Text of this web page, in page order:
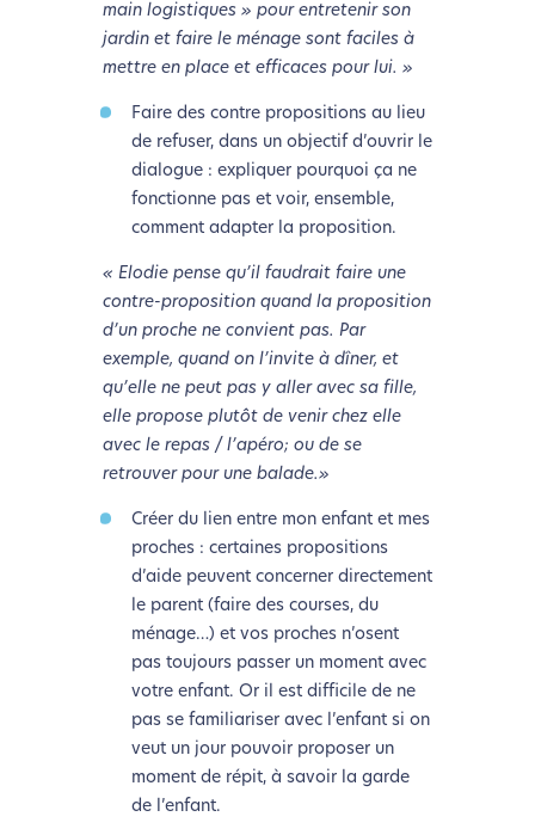
main logistiques » pour entretenir son
jardin et faire le ménage sont faciles à
mettre en place et efficaces pour lui. »
Faire des contre propositions au lieu
de refuser, dans un objectif d’ouvrir le
dialogue : expliquer pourquoi ça ne
fonctionne pas et voir, ensemble,
comment adapter la proposition.
« Elodie pense qu’il faudrait faire une
contre-proposition quand la proposition
d’un proche ne convient pas. Par
exemple, quand on l’invite à dîner, et
qu’elle ne peut pas y aller avec sa fille,
elle propose plutôt de venir chez elle
avec le repas / l’apéro; ou de se
retrouver pour une balade.»
Créer du lien entre mon enfant et mes
proches : certaines propositions
d’aide peuvent concerner directement
le parent (faire des courses, du
ménage…) et vos proches n’osent
pas toujours passer un moment avec
votre enfant. Or il est difficile de ne
pas se familiariser avec l’enfant si on
veut un jour pouvoir proposer un
moment de répit, à savoir la garde
de l’enfant.